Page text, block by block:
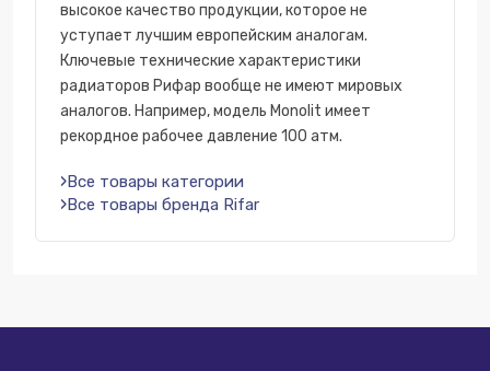
высокое качество продукции, которое не
уступает лучшим европейским аналогам.
Ключевые технические характеристики
радиаторов Рифар вообще не имеют мировых
аналогов. Например, модель Monolit имеет
рекордное рабочее давление 100 атм.
Все товары категории
Все товары бренда Rifar